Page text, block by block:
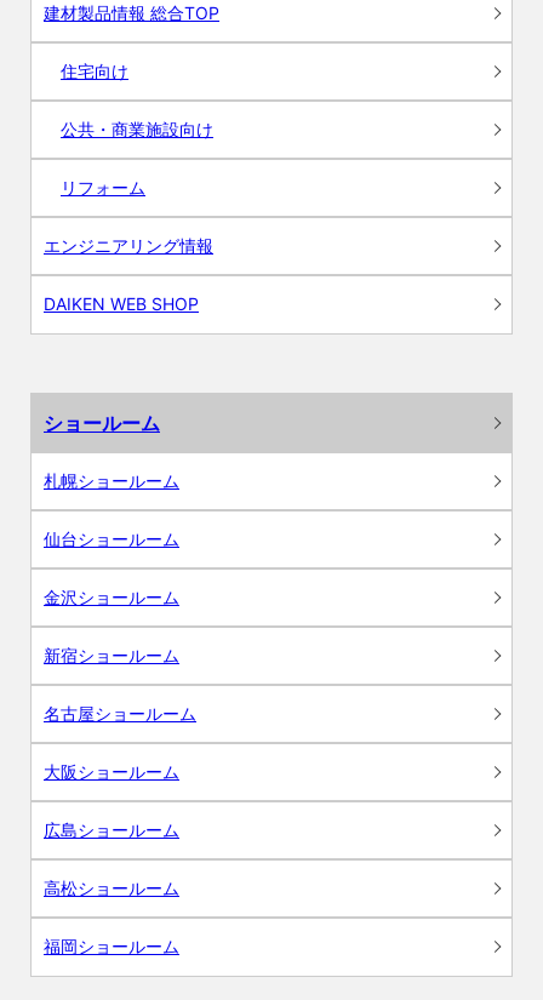
建材製品情報 総合TOP
住宅向け
公共・商業施設向け
リフォーム
エンジニアリング情報
DAIKEN WEB SHOP
ショールーム
札幌ショールーム
仙台ショールーム
金沢ショールーム
新宿ショールーム
名古屋ショールーム
大阪ショールーム
広島ショールーム
高松ショールーム
福岡ショールーム